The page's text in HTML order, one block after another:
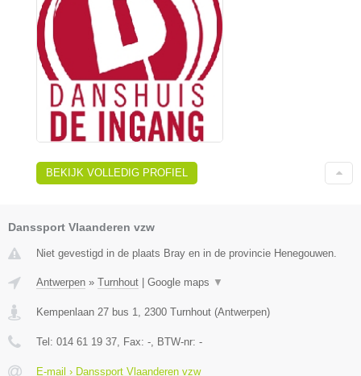
BEKIJK VOLLEDIG PROFIEL
Danssport Vlaanderen vzw
Niet gevestigd in de plaats Bray en in de provincie Henegouwen.
Antwerpen » Turnhout Google maps ▼
Kempenlaan 27 bus 1 2300 Turnhout (Antwerpen)
Tel: 014 61 19 37 , Fax: - , BTW-nr: -
E-mail › Danssport Vlaanderen vzw